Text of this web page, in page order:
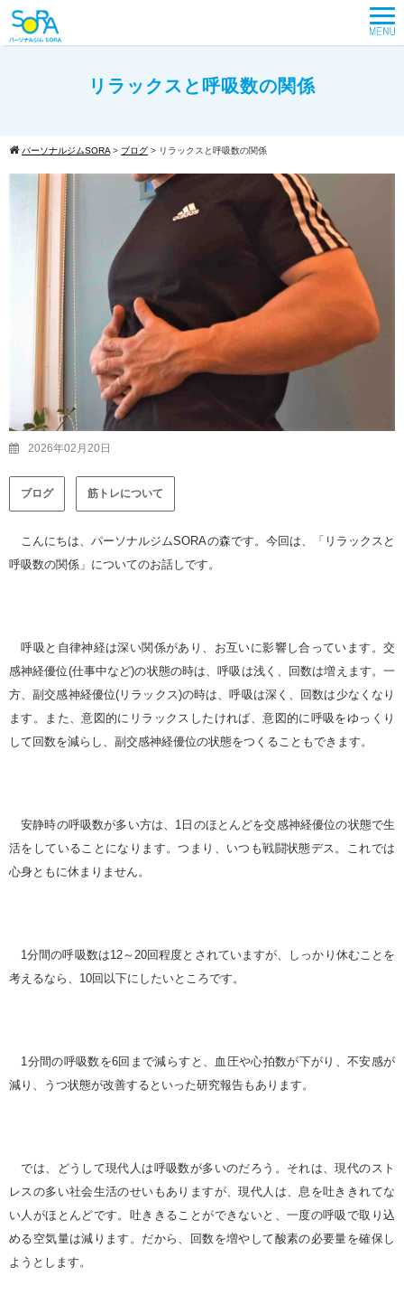
リラックスと呼吸数の関係
パーソナルジムSORA > ブログ > リラックスと呼吸数の関係
2026年02月20日
ブログ 筋トレについて
こんにちは、パーソナルジムSORAの森です。今回は、「リラックスと
呼吸数の関係」についてのお話しです。
呼吸と自律神経は深い関係があり、お互いに影響し合っています。交
感神経優位(仕事中など)の状態の時は、呼吸は浅く、回数は増えます。一
方、副交感神経優位(リラックス)の時は、呼吸は深く、回数は少なくなり
ます。また、意図的にリラックスしたければ、意図的に呼吸をゆっくり
して回数を減らし、副交感神経優位の状態をつくることもできます。
安静時の呼吸数が多い方は、1日のほとんどを交感神経優位の状態で生
活をしていることになります。つまり、いつも戦闘状態デス。これでは
心身ともに休まりません。
1分間の呼吸数は12～20回程度とされていますが、しっかり休むことを
考えるなら、10回以下にしたいところです。
1分間の呼吸数を6回まで減らすと、血圧や心拍数が下がり、不安感が
減り、うつ状態が改善するといった研究報告もあります。
では、どうして現代人は呼吸数が多いのだろう。それは、現代のスト
レスの多い社会生活のせいもありますが、現代人は、息を吐ききれてな
い人がほとんどです。吐ききることができないと、一度の呼吸で取り込
める空気量は減ります。だから、回数を増やして酸素の必要量を確保し
ようとします。